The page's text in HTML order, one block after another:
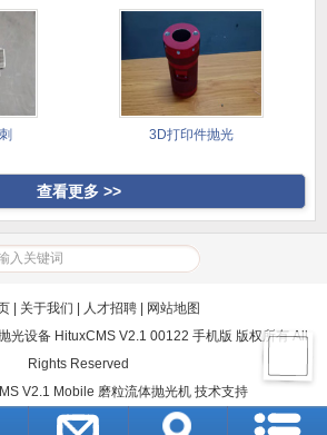
3D打印件抛光
查看更多 >>
| 关于我们 人才招聘|
网站地图
光设备 HituxCMS V2.1 00122 手机版 版权所有 All
Rights Reserved
V2.1 Mobile 磨粒流体抛光机技术支持